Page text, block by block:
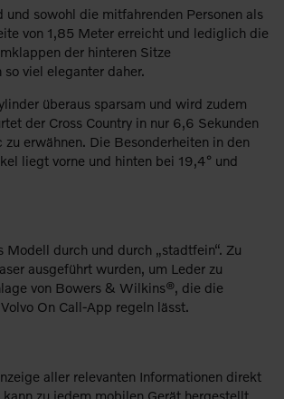
sowohl die mitfahrenden Personen als
von 1,85 Meter erreicht und lediglich die
der hinteren Sitze
viel eleganter daher.
überaus sparsam und wird zudem
der Cross Country in nur 6,6 Sekunden
erwähnen. Die Besonderheiten in den
liegt vorne und hinten bei 19,4° und
durch und durch „stadtfein“. Zu
ausgeführt wurden, um Leder zu
von Bowers & Wilkins®, die die
On Call-App regeln lässt.
aller relevanten Informationen direkt
zu jedem mobilen Gerät hergestellt